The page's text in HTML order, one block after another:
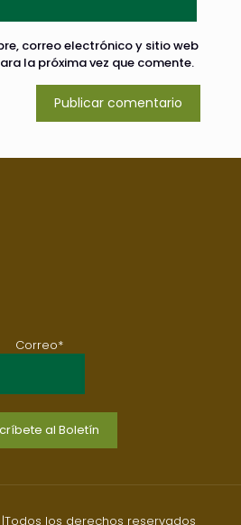
correo electrónico y sitio web
la próxima vez que comente.
Correo*
los derechos reservados